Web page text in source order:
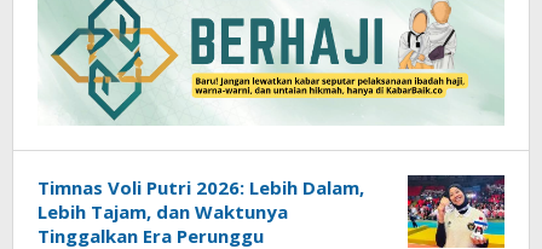
Timnas Voli Putri 2026: Lebih Dalam,
Lebih Tajam, dan Waktunya
Tinggalkan Era Perunggu